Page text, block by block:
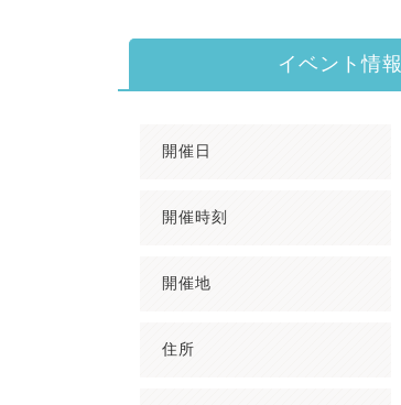
イベント情報
開催日
開催時刻
開催地
住所